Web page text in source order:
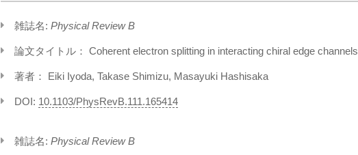
雑誌名: Physical Review B
論文タイトル： Coherent electron splitting in interacting chiral edge channels
著者： Eiki Iyoda, Takase Shimizu, Masayuki Hashisaka
DOI: 10.1103/PhysRevB.111.165414
雑誌名: Physical Review B